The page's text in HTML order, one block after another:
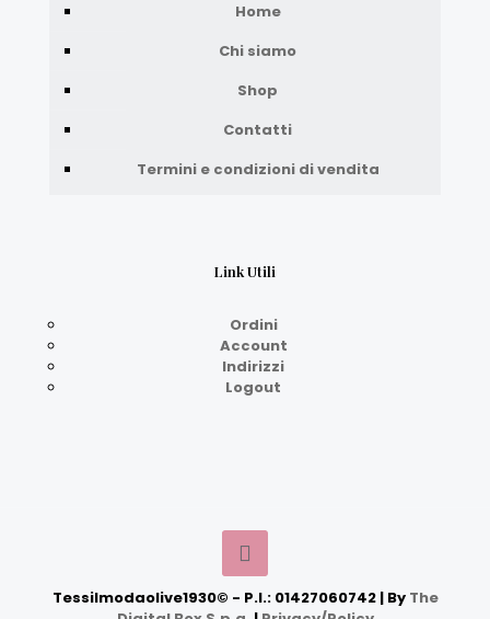
Home
Chi siamo
Shop
Contatti
Termini e condizioni di vendita
Link Utili
Ordini
Account
Indirizzi
Logout
Tessilmodaolive1930© - P.I.: 01427060742 | By The